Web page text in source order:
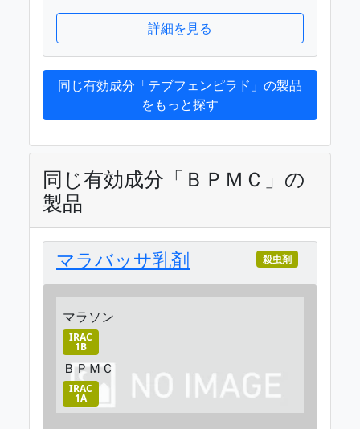
詳細を見る
同じ有効成分「テブフェンピラド」の製品
をもっと探す
同じ有効成分「ＢＰＭＣ」の
製品
マラバッサ乳剤 殺虫剤
マラソン
IRAC
1B
ＢＰＭＣ
IRAC
1A